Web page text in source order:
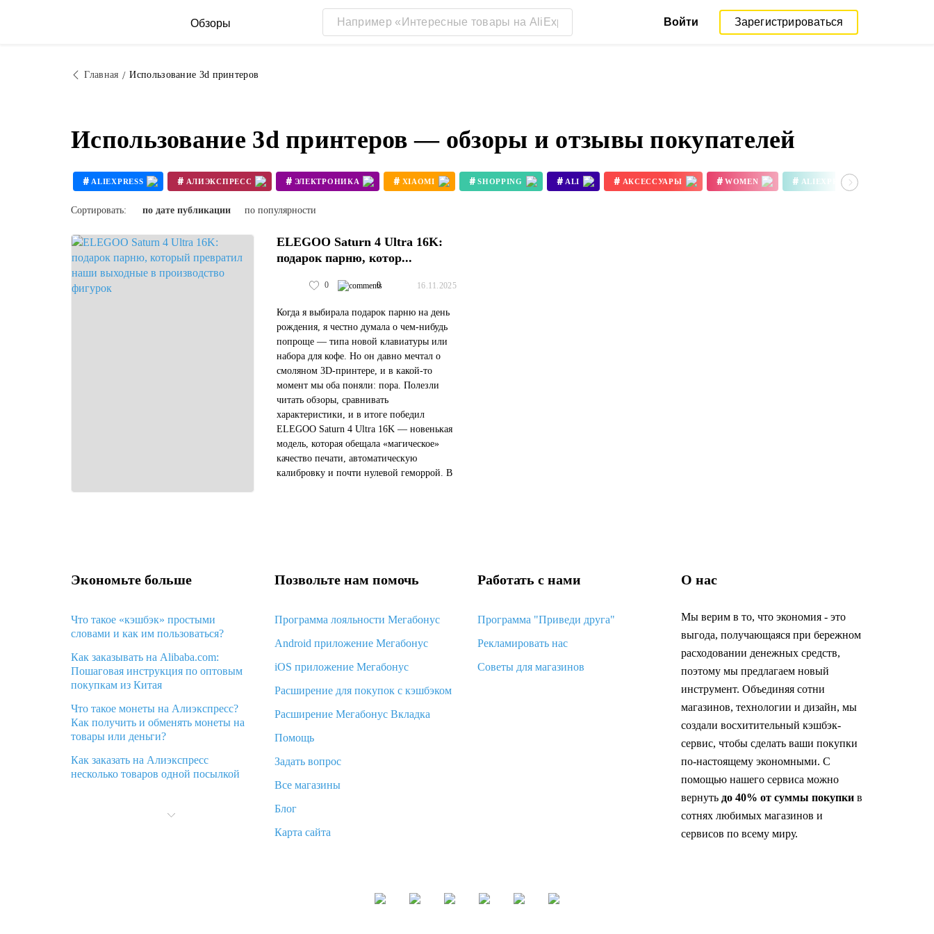
Обзоры Войти Зарегистрироваться
Главная Использование 3d принтеров
Использование 3d принтеров — обзоры и отзывы покупателей
# ALIEXPRESS # АЛИЭКСПРЕСС # ЭЛЕКТРОНИКА # XIAOMI # SHOPPING # ALI # АКСЕССУАРЫ # WOMEN #
Сортировать: по дате публикации по популярности
ELEGOO Saturn 4 Ultra 16K:
подарок парню, котор...
0 0 16.11.2025
Когда я выбирала подарок парню на день
рождения, я честно думала о чем-нибудь
попроще — типа новой клавиатуры или
набора для кофе. Но он давно мечтал о
смоляном 3D-принтере, и в какой-то
момент мы оба поняли: пора. Полезли
читать обзоры, сравнивать
характеристики, и в итоге победил
ELEGOO Saturn 4 Ultra 16K — новенькая
модель, которая обещала «магическое»
качество печати, автоматическую
калибровку и почти нулевой геморрой. В
Экономьте больше
Что такое «кэшбэк» простыми
словами и как им пользоваться?
Как заказывать на Alibaba.com:
Пошаговая инструкция по оптовым
покупкам из Китая
Что такое монеты на Алиэкспресс?
Как получить и обменять монеты на
товары или деньги?
Как заказать на Алиэкспресс
несколько товаров одной посылкой
Алиэкспресс и что делать?
Позвольте нам помочь
Программа лояльности Мегабонус
Android приложение Мегабонус
iOS приложение Мегабонус
Расширение для покупок с кэшбэком
Расширение Мегабонус Вкладка
Помощь
Задать вопрос
Все магазины
Блог
Карта сайта
Работать с нами
Программа "Приведи друга"
Рекламировать нас
Советы для магазинов
О нас
Мы верим в то, что экономия - это
выгода, получающаяся при бережном
расходовании денежных средств,
поэтому мы предлагаем новый
инструмент. Объединяя сотни
магазинов, технологии и дизайн, мы
создали восхитительный кэшбэк-
сервис, чтобы сделать ваши покупки
по-настоящему экономными. С
помощью нашего сервиса можно
вернуть до 40% от суммы покупкив
сотнях любимых магазинов и
сервисов по всему миру.